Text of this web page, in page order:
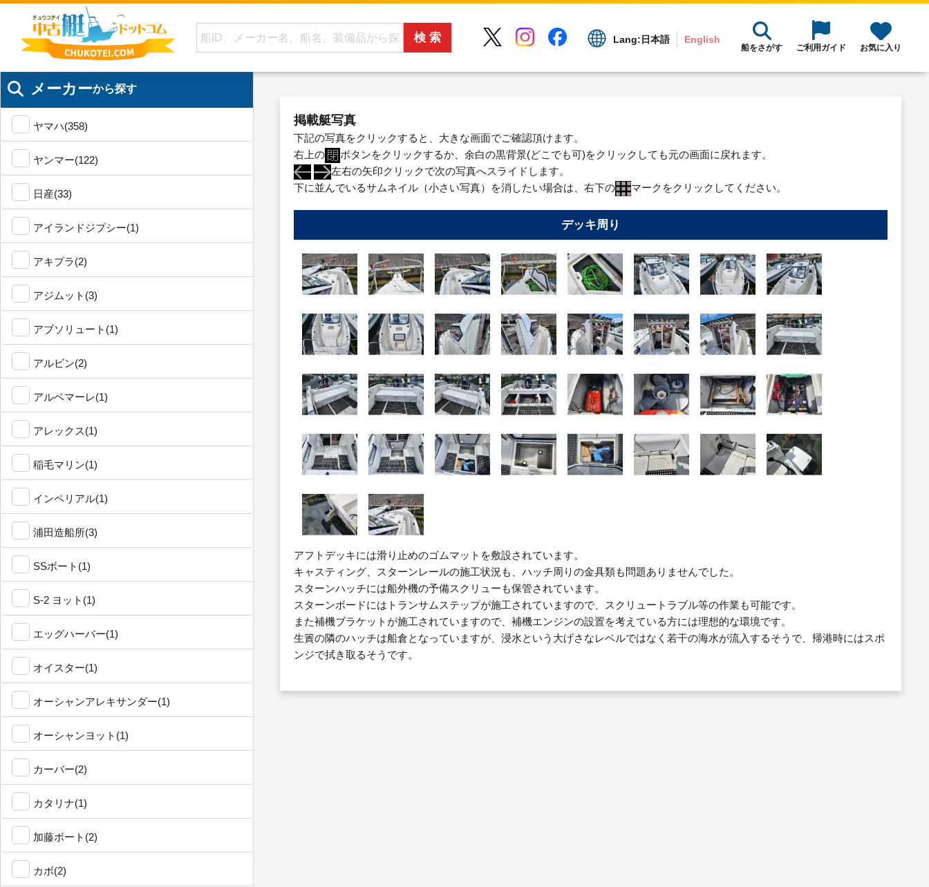
Lang: 日本語 English
船をさがす ご利用ガイド お気に入り
メーカーから探す
ヤマハ(358)
ヤンマー(122)
日産(33)
アイランドジプシー(1)
アキプラ(2)
アジムット(3)
アブソリュート(1)
アルビン(2)
アルベマーレ(1)
アレックス(1)
稲毛マリン(1)
インペリアル(1)
浦田造船所(3)
SSボート(1)
S-2 ヨット(1)
エッグハーバー(1)
オイスター(1)
オーシャンアレキサンダー(1)
オーシャンヨット(1)
カーバー(2)
カタリナ(1)
加藤ボート(2)
カボ(2)
掲載艇写真
下記の写真をクリックすると、大きな画面でご確認頂けます。
右上の
ボタンをクリックするか、余白の黒背景(どこでも可)をクリックしても元の画面に戻れます。
左右の矢印クリックで次の写真へスライドします。
下に並んでいるサムネイル（小さい写真）を消したい場合は、右下の
マークをクリックしてください。
デッキ周り
アフトデッキには滑り止めのゴムマットを敷設されています。
キャスティング、スターンレールの施工状況も、ハッチ周りの金具類も問題ありませんでした。
スターンハッチには船外機の予備スクリューも保管されています。
スターンボードにはトランサムステップが施工されていますので、スクリュートラブル等の作業も可能です。
また補機ブラケットが施工されていますので、補機エンジンの設置を考えている方には理想的な環境です。
生簀の隣のハッチは船倉となっていますが、浸水という大げさなレベルではなく若干の海水が流入するそうで、帰港時にはスポ
ンジで拭き取るそうです。